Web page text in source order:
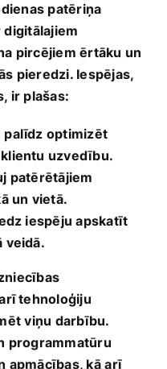
patēriņa
pircējiem ērtāku‌ un
pieredzi. Iespējas,
ir plašas:
palīdz optimizēt
uzvedību.
patērētājiem
un vietā.
iespēju apskatīt
veidā.
tehnoloģiju
viņu darbību.
programmatūru
apmācības, kā ⁤arī‌